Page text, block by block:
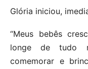
Glória iniciou,
“Meus bebês
longe de tudo
comemorar e